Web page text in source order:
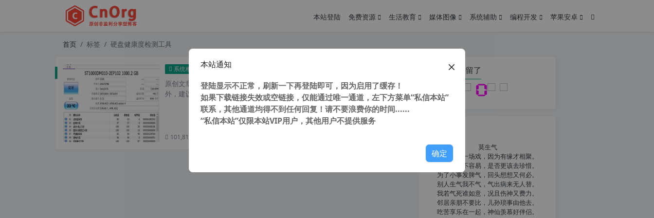
本站登陆 免费资源 生活教育 媒体图像 系统辅助 编程开发 苹果安卓
首页 标签 硬盘健康度检测工具
系统相关 CrystalDiskInfo v8.17.11 中文版 硬盘检测 硬盘健康度检测工具
原创文章，转载请注明： 转载自cnorg.12hp.de 注意：由于网站空间位于国
外，建议避开晚上的访问高峰期...
101,815 次浏览
您在本页停留了
莫生气
人生就像一场戏，因为有缘才相聚。
相扶到老不容易，是否更该去珍惜。
为了小事发脾气，回头想想又何必。
别人生气我不气，气出病来无人替。
我若气死谁如意，况且伤神又费力。
邻居亲朋不要比，儿孙琐事由他去。
吃苦享乐在一起，神仙羡慕好伴侣。
本站通知
登陆显示不正常，刷新一下再登陆即可，因为启用了缓存！
如果下载链接失效或空链接，仅能通过唯一通道，左下方菜单“私信本站”
联系，其他通道均得不到任何回复！请不要浪费你的时间......
“私信本站”仅限本站VIP用户，其他用户不提供服务
确定